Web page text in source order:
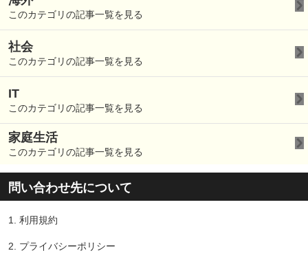
このカテゴリの記事一覧を見る
社会
このカテゴリの記事一覧を見る
IT
このカテゴリの記事一覧を見る
家庭生活
このカテゴリの記事一覧を見る
問い合わせ先について
1. 利用規約
2. プライバシーポリシー